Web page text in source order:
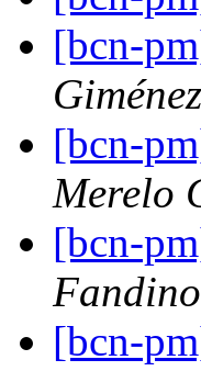
[bcn-
Giménez
[bcn-
Merelo
[bcn-
Fandino
[bcn-